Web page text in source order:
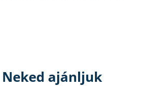
Neked ajánljuk